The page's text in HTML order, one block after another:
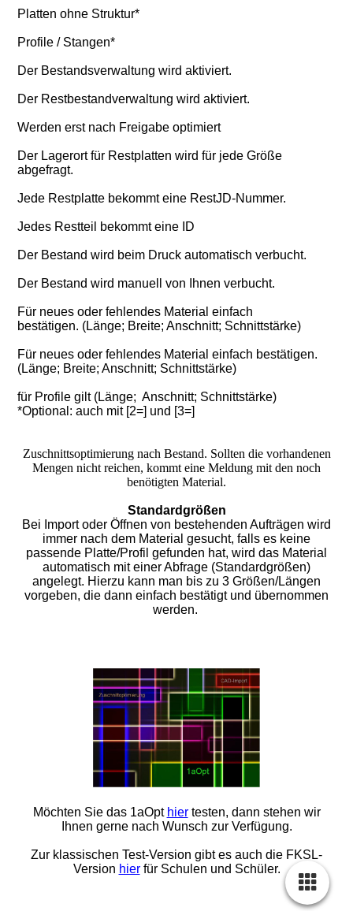
Platten ohne Struktur*
Profile / Stangen*
Der Bestandsverwaltung wird aktiviert.
Der Restbestandverwaltung wird aktiviert.
Werden erst nach Freigabe optimiert
Der Lagerort für Restplatten wird für jede Größe
abgefragt.
Jede Restplatte bekommt eine RestJD-Nummer.
Jedes Restteil bekommt eine ID
Der Bestand wird beim Druck automatisch verbucht.
Der Bestand wird manuell von Ihnen verbucht.
Für neues oder fehlendes Material einfach
bestätigen. (Länge; Breite; Anschnitt; Schnittstärke)
Für neues oder fehlendes Material einfach bestätigen.
(Länge; Breite; Anschnitt; Schnittstärke)
für Profile gilt (Länge; Anschnitt; Schnittstärke)
*Optional: auch mit [2=] und [3=]
Zuschnittsoptimierung nach Bestand. Sollten die vorhandenen
Mengen nicht reichen, kommt eine Meldung mit den noch
benötigten Material.
Standardgrößen
Bei Import oder Öffnen von bestehenden Aufträgen wird
immer nach dem Material gesucht, falls es keine
passende Platte/Profil gefunden hat, wird das Material
automatisch mit einer Abfrage (Standardgrößen)
angelegt. Hierzu kann man bis zu 3 Größen/Längen
vorgeben, die dann einfach bestätigt und übernommen
werden.
Möchten Sie das 1aOpt hiertesten, dann stehen wir
Ihnen gerne nach Wunsch zur Verfügung.
Zur klassischen Test-Version gibt es auch die FKSL-
Version hierfür Schulen und Schüler.